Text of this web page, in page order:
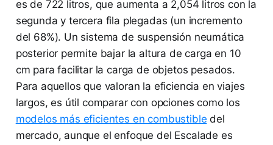
es de 722 litros, que aumenta a 2,054 litros con la
segunda y tercera fila plegadas (un incremento
del 68%). Un sistema de suspensión neumática
posterior permite bajar la altura de carga en 10
cm para facilitar la carga de objetos pesados.
Para aquellos que valoran la eficiencia en viajes
largos, es útil comparar con opciones como los
modelos más eficientes en combustible del
mercado, aunque el enfoque del Escalade es